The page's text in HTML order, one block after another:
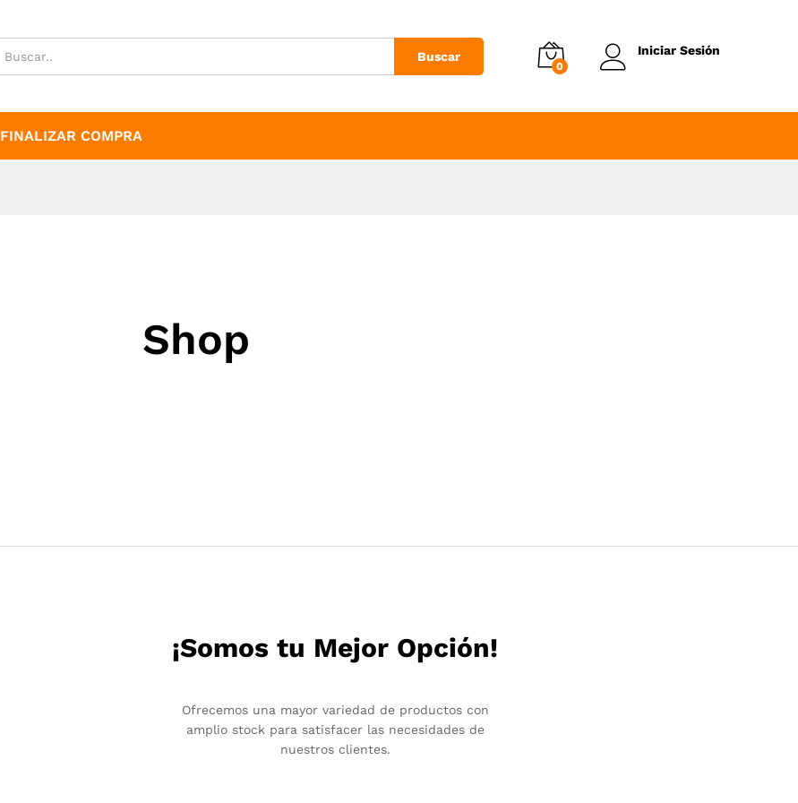
Buscar
0
Iniciar Sesión
FINALIZAR COMPRA
Shop
¡Somos tu Mejor Opción!
Ofrecemos una mayor variedad de productos con
amplio stock para satisfacer las necesidades de
nuestros clientes.